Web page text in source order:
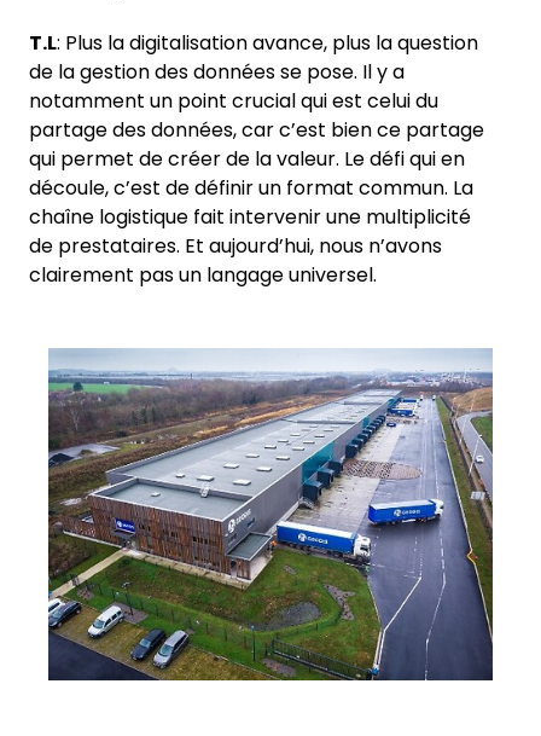
T.L: Plus la digitalisation avance, plus la question
de la gestion des données se pose. Il y a
notamment un point crucial qui est celui du
partage des données, car c’est bien ce partage
qui permet de créer de la valeur. Le défi qui en
découle, c’est de définir un format commun. La
chaîne logistique fait intervenir une multiplicité
de prestataires. Et aujourd’hui, nous n’avons
clairement pas un langage universel.
Keepeek